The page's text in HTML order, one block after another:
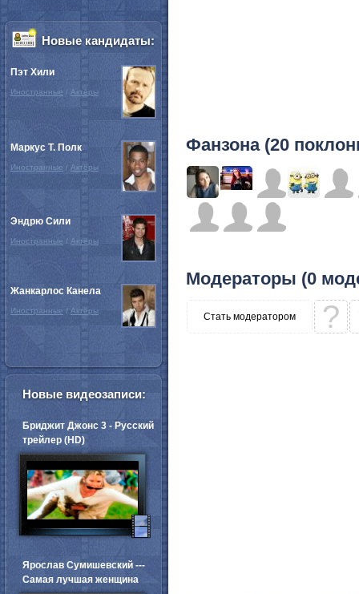
Фанзона (20
Модераторы (0
Стать модератором ?
Новые кандидаты:
Пэт Хили
Иностранные / Актёры
Маркус Т. Полк
Иностранные / Актёры
Эндрю Сили
Иностранные / Актёры
Жанкарлос Канела
Иностранные / Актёры
Новые видеозаписи:
Бриджит Джонс 3 - Русский
трейлер (HD)
Ярослав Сумишевский ---
Самая лучшая женщина